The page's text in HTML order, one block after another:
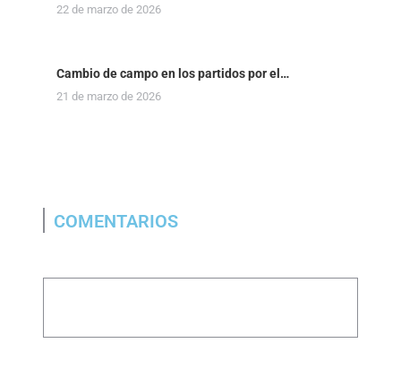
22 de marzo de 2026
Cambio de campo en los partidos por el…
21 de marzo de 2026
COMENTARIOS